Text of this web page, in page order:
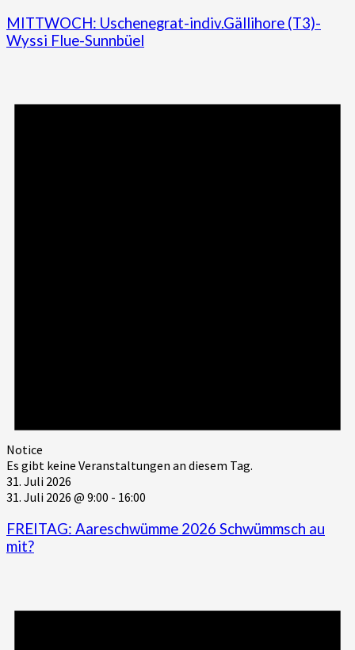
MITTWOCH: Uschenegrat-indiv.Gällihore (T3)-
Wyssi Flue-Sunnbüel
Notice
Es gibt keine Veranstaltungen an diesem Tag.
31. Juli 2026
31. Juli 2026 @ 9:00 - 16:00
FREITAG: Aareschwümme 2026 Schwümmsch au
mit?